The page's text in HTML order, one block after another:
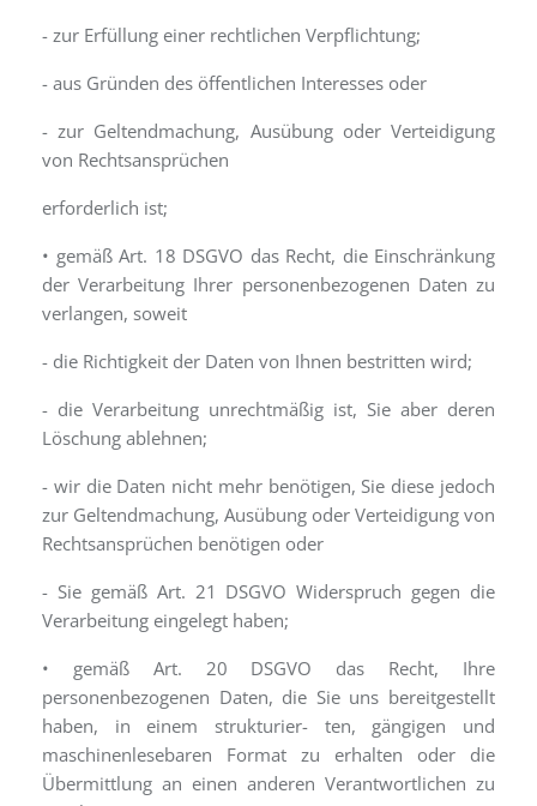
- zur Erfüllung einer rechtlichen Verpflichtung;
- aus Gründen des öffentlichen Interesses oder
- zur Geltendmachung, Ausübung oder Verteidigung
von Rechtsansprüchen
erforderlich ist;
• gemäß Art. 18 DSGVO das Recht, die Einschränkung
der Verarbeitung Ihrer personenbezogenen Daten zu
verlangen, soweit
- die Richtigkeit der Daten von Ihnen bestritten wird;
- die Verarbeitung unrechtmäßig ist, Sie aber deren
Löschung ablehnen;
- wir die Daten nicht mehr benötigen, Sie diese jedoch
zur Geltendmachung, Ausübung oder Verteidigung von
Rechtsansprüchen benötigen oder
- Sie gemäß Art. 21 DSGVO Widerspruch gegen die
Verarbeitung eingelegt haben;
• gemäß Art. 20 DSGVO das Recht, Ihre
personenbezogenen Daten, die Sie uns bereitgestellt
haben, in einem strukturier- ten, gängigen und
maschinenlesebaren Format zu erhalten oder die
Übermittlung an einen anderen Verantwortlichen zu